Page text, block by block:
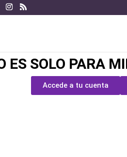
ES SOLO PARA
Accede a tu cuenta